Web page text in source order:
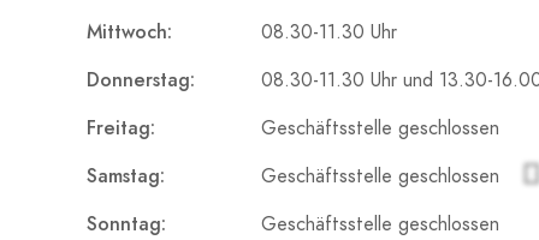
Mittwoch: 08.30-11.30 Uhr
Donnerstag: 08.30-11.30 Uhr und 13.30-
Freitag: Geschäftsstelle geschlossen
Samstag: Geschäftsstelle geschlossen
Sonntag: Geschäftsstelle geschlossen